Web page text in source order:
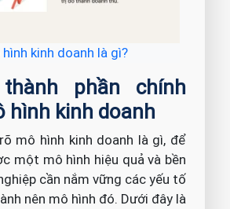
hình kinh doanh là gì?
phần chính
hình kinh doanh
mô hình kinh doanh là gì, để
một mô hình hiệu quả và bền
cần nắm vững các yếu tố
nên mô hình đó. Dưới đây là